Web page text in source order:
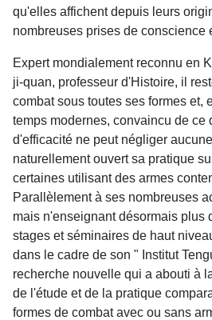
qu'elles affichent depuis leurs
nombreuses prises de conscience
Expert mondialement reconnu en
ji-quan, professeur d'Histoire, il
combat sous toutes ses formes et,
temps modernes, convaincu de ce
d'efficacité ne peut négliger
naturellement ouvert sa pratique
certaines utilisant des armes
Parallèlement à ses nombreuses
mais n'enseignant désormais plus
stages et séminaires de haut
dans le cadre de son " Institut
recherche nouvelle qui a abouti à
de l'étude et de la pratique
formes de combat avec ou sans